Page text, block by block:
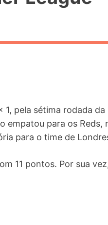
pela sétima rodada da
empatou para os Reds,
para o time de
11 pontos. Por sua